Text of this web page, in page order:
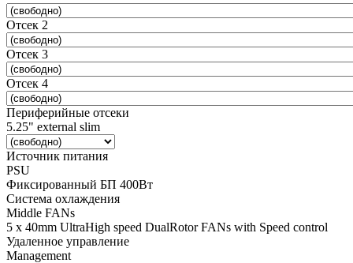
Отсек 2
Отсек 3
Отсек 4
Периферийные отсеки
5.25" external slim
Источник питания
PSU
Фиксированный БП 400Вт
Система охлаждения
Middle FANs
5 x 40mm UltraHigh speed DualRotor FANs with Speed control
Удаленное управление
Management